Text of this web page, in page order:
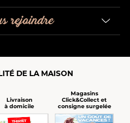
rejoindre
DE LA MAISON
Livraison
à domicile
Magasins
Click&Collect et
consigne surgelée